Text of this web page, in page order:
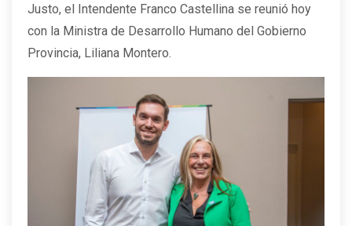
Justo, el Intendente Franco Castellina se reunió hoy
con la Ministra de Desarrollo Humano del Gobierno
Provincia, Liliana Montero.